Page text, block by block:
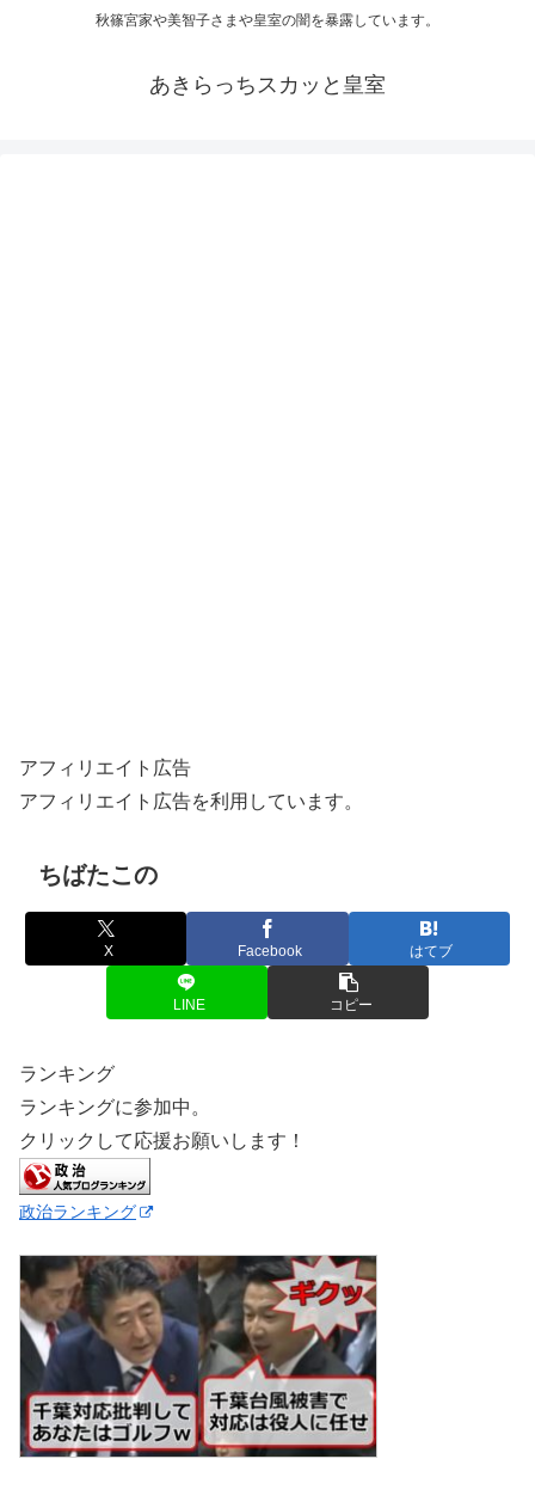
秋篠宮家や美智子さまや皇室の闇を暴露しています。
あきらっちスカッと皇室
アフィリエイト広告
アフィリエイト広告を利用しています。
ちばたこの
X Facebook はてブ
LINE コピー
ランキング
ランキングに参加中。
クリックして応援お願いします！
政治ランキング